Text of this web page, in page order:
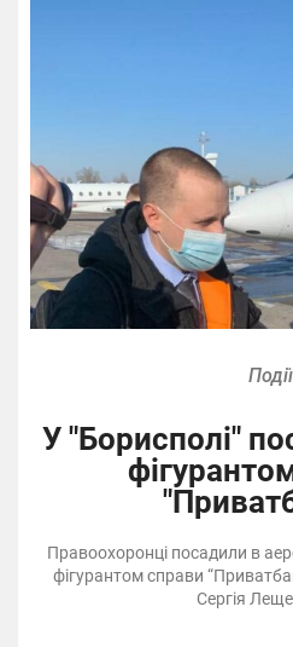
Події
У "Борисполі"
Правоохоронці посадили в
фігурантом справи
Сергія